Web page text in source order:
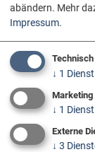
abändern. Mehr
Impressum.
↓ 1 Dienst
Marketing
↓ 1 Dienst
Externe
↓ 3